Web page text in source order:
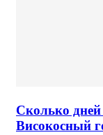
Сколько дней
Високосный